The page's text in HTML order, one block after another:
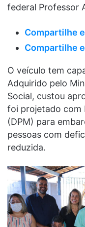
federal Professor
Compartilhe
Compartilhe
O veículo tem
Adquirido pelo
Social, custou
foi projetado com
(DPM) para
pessoas com
reduzida.